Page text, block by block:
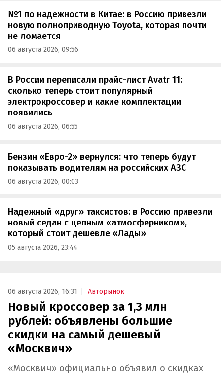
№1 по надежности в Китае: в Россию привезли
новую полноприводную Toyota, которая почти
не ломается
06 августа 2026, 09:56
В России переписали прайс-лист Avatr 11:
сколько теперь стоит популярный
электрокроссовер и какие комплектации
появились
06 августа 2026, 06:55
Бензин «Евро-2» вернулся: что теперь будут
показывать водителям на российских АЗС
06 августа 2026, 00:03
Надежный «друг» таксистов: в Россию привезли
новый седан с цепным «атмосферником»,
который стоит дешевле «Лады»
05 августа 2026, 23:44
06 августа 2026, 16:31 Авторынок
Новый кроссовер за 1,3 млн
рублей: объявлены большие
скидки на самый дешевый
«Москвич»
«Москвич» официально объявил о скидках